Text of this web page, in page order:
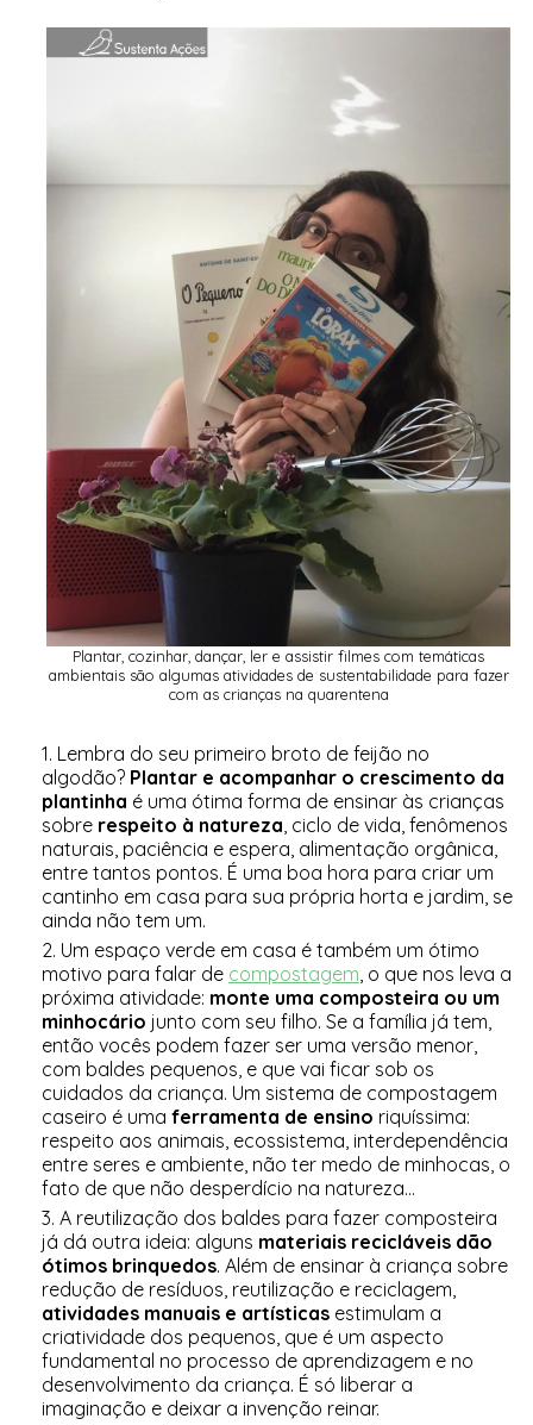
Plantar, cozinhar, dançar, ler e assistir filmes com temáticas
ambientais são algumas atividades de sustentabilidade para fazer
com as crianças na quarentena
Lembra do seu primeiro broto de feijão no
algodão? Plantar e acompanhar o crescimento da
plantinha é uma ótima forma de ensinar às crianças
sobre respeito à natureza, ciclo de vida, fenômenos
naturais, paciência e espera, alimentação orgânica,
entre tantos pontos. É uma boa hora para criar um
cantinho em casa para sua própria horta e jardim, se
ainda não tem um.
Um espaço verde em casa é também um ótimo
motivo para falar de compostagem, o que nos leva a
próxima atividade: monte uma composteira ou um
minhocário junto com seu filho. Se a família já tem,
então vocês podem fazer ser uma versão menor,
com baldes pequenos, e que vai ficar sob os
cuidados da criança. Um sistema de compostagem
caseiro é uma ferramenta de ensino riquíssima:
respeito aos animais, ecossistema, interdependência
entre seres e ambiente, não ter medo de minhocas, o
fato de que não desperdício na natureza...
A reutilização dos baldes para fazer composteira
já dá outra ideia: alguns materiais recicláveis dão
ótimos brinquedos. Além de ensinar à criança sobre
redução de resíduos, reutilização e reciclagem,
atividades manuais e artísticas estimulam a
criatividade dos pequenos, que é um aspecto
fundamental no processo de aprendizagem e no
desenvolvimento da criança. É só liberar a
imaginação e deixar a invenção reinar.